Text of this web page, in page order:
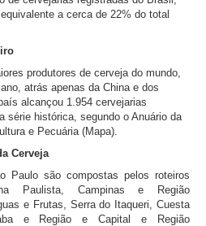
a cerca de 22% do total
produtores de cerveja do mundo,
atrás apenas da China e dos
alcançou 1.954 cervejarias
série histórica, segundo o Anuário da
e Pecuária (Mapa).
Cerveja
Paulo são compostas pelos roteiros
Paulista, Campinas e Região
e Frutas, Serra do Itaqueri, Cuesta
e Região e Capital e Região